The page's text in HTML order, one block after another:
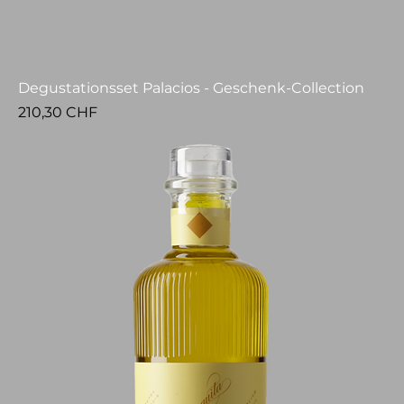
Degustationsset Palacios - Geschenk-Collection
Prezzo
210,30 CHF